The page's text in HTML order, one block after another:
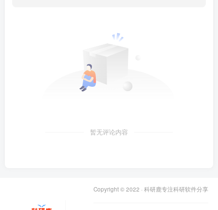
暂无评论内容
Copyright © 2022 · 科研鹿专注科研软件分享